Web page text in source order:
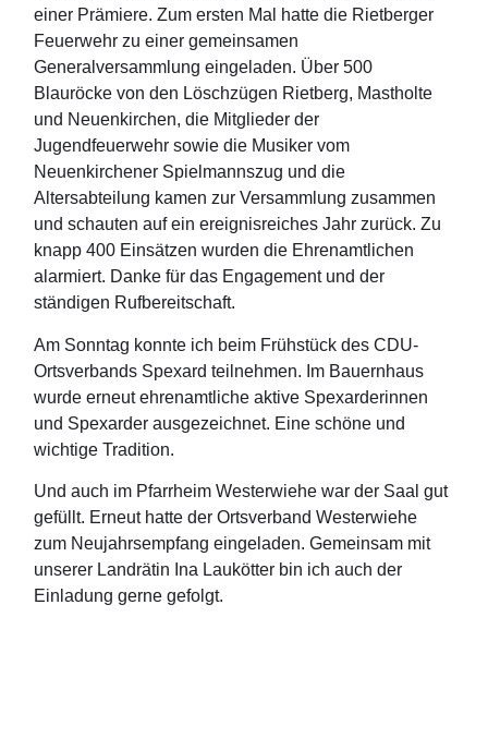
einer Prämiere. Zum ersten Mal hatte die Rietberger
Feuerwehr zu einer gemeinsamen
Generalversammlung eingeladen. Über 500
Blauröcke von den Löschzügen Rietberg, Mastholte
und Neuenkirchen, die Mitglieder der
Jugendfeuerwehr sowie die Musiker vom
Neuenkirchener Spielmannszug und die
Altersabteilung kamen zur Versammlung zusammen
und schauten auf ein ereignisreiches Jahr zurück. Zu
knapp 400 Einsätzen wurden die Ehrenamtlichen
alarmiert. Danke für das Engagement und der
ständigen Rufbereitschaft.
Am Sonntag konnte ich beim Frühstück des CDU-
Ortsverbands Spexard teilnehmen. Im Bauernhaus
wurde erneut ehrenamtliche aktive Spexarderinnen
und Spexarder ausgezeichnet. Eine schöne und
wichtige Tradition.
Und auch im Pfarrheim Westerwiehe war der Saal gut
gefüllt. Erneut hatte der Ortsverband Westerwiehe
zum Neujahrsempfang eingeladen. Gemeinsam mit
unserer Landrätin Ina Laukötter bin ich auch der
Einladung gerne gefolgt.